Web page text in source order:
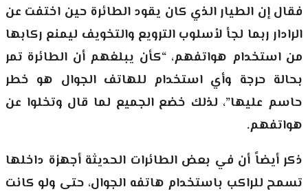
فقال إن الطيار الذي كان يقود الطائرة حين اختفت عن
الرادار ربما لجأ لأسلوب الترويع والتخويف ليمنع ركابها
من استخدام هواتفهم، “كأن يبلغهم أن الطائرة تمر
بحالة حرجة وأي استخدام للهاتف الجوال هو خطر
حاسم عليها”، لذلك خضع الجميع لما قال وتخلوا عن
هواتفهم.
ذكر أيضاً أن في بعض الطائرات الحديثة أجهزة داخلها
تسمح للراكب باستخدام هاتفه الجوال، حتى ولو كانت